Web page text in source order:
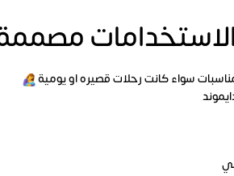
سواء كانت رحلات قصيره او يومية